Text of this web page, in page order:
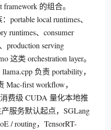
framework 的组合。
portable local runtimes、
runtimes、consumer
production serving
这类 orchestration layer。
负责 portability，
first workflow，
费级 CUDA 量化本地推
服务默认起点，SGLang
/ routing，TensorRT-